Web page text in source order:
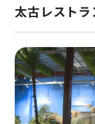
太古レスト